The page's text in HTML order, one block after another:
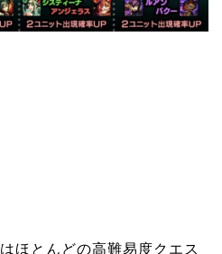
はほとんどの高難易度クエス